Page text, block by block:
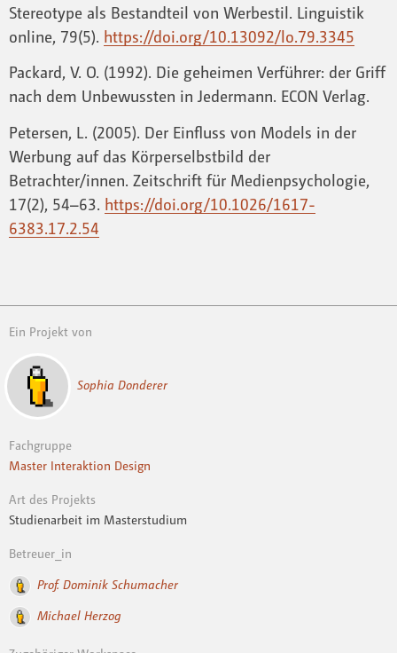
Stereotype als Bestandteil von Werbestil. Linguistik
online, 79(5). https://doi.org/10.13092/lo.79.3345
Packard, V. O. (1992). Die geheimen Verführer: der Griff
nach dem Unbewussten in Jedermann. ECON Verlag.
Petersen, L. (2005). Der Einfluss von Models in der
Werbung auf das Körperselbstbild der
Betrachter/innen. Zeitschrift für Medienpsychologie,
17(2), 54–63. https://doi.org/10.1026/1617-
6383.17.2.54
Ein Projekt von
Sophia Donderer
Fachgruppe
Master Interaktion Design
Art des Projekts
Studienarbeit im Masterstudium
Betreuer_in
Prof. Dominik Schumacher
Michael Herzog